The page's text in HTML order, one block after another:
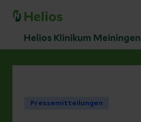
Helios Klinikum Meiningen
Pressemitteilungen